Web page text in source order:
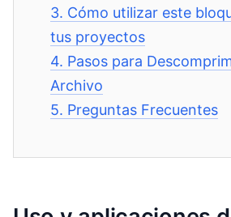
3. Cómo utilizar este
tus proyectos
4. Pasos para
Archivo
5. Preguntas Frecuentes